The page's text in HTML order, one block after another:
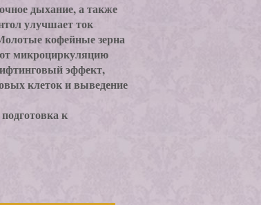
дыхание, а также
улучшает ток
кофейные зерна
микроциркуляцию
эффект,
клеток и выведение
к